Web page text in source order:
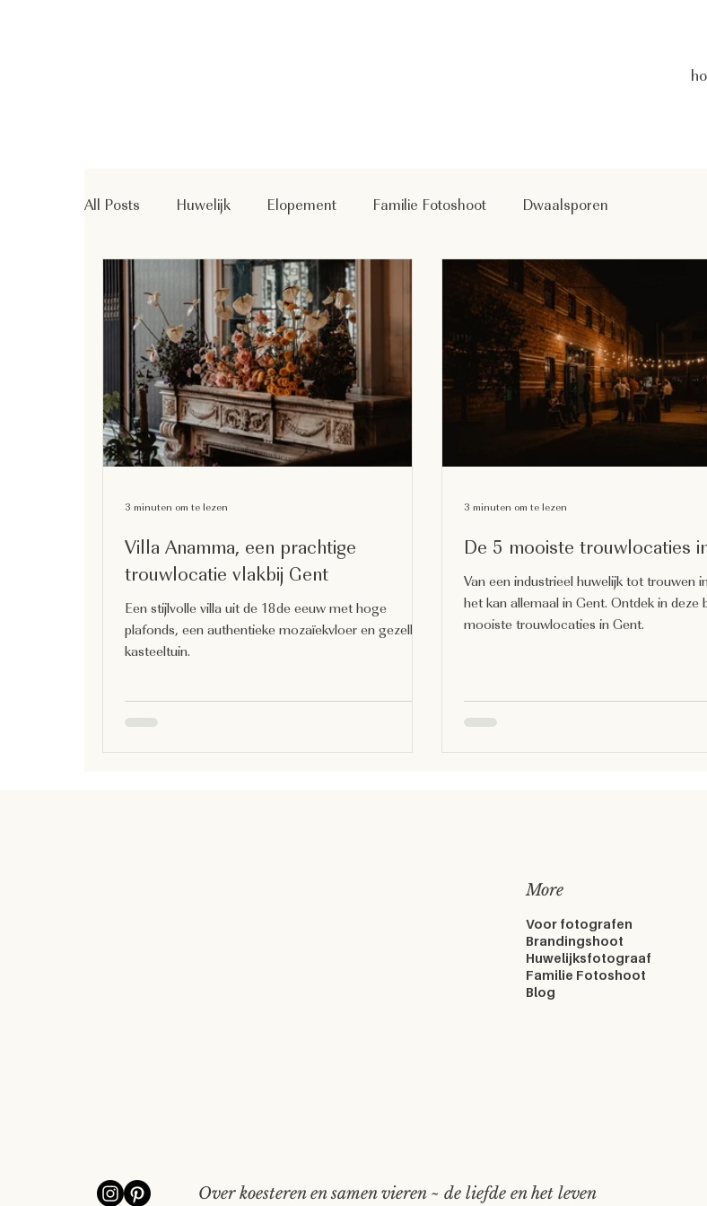
All Posts Huwelijk Elopement Familie Fotoshoot Dwaalsporen
Villa Anamma, een prachtige
trouwlocatie vlakbij Gent
Een stijlvolle villa uit de 18de eeuw met hoge
plafonds, een authentieke mozaïekvloer en gezellige
kasteeltuin.
3 minuten om te lezen
De 5 mooiste trouwlocaties
Van een industrieel huwelijk tot trouwen in
het kan allemaal in Gent. Ontdek in deze
mooiste trouwlocaties in Gent.
3 minuten om te lezen
More
Voor fotografen
Brandingshoot
Huwelijksfotograaf
Familie Fotoshoot
Blog
Over koesteren en samen vieren ~ de liefde en het leven